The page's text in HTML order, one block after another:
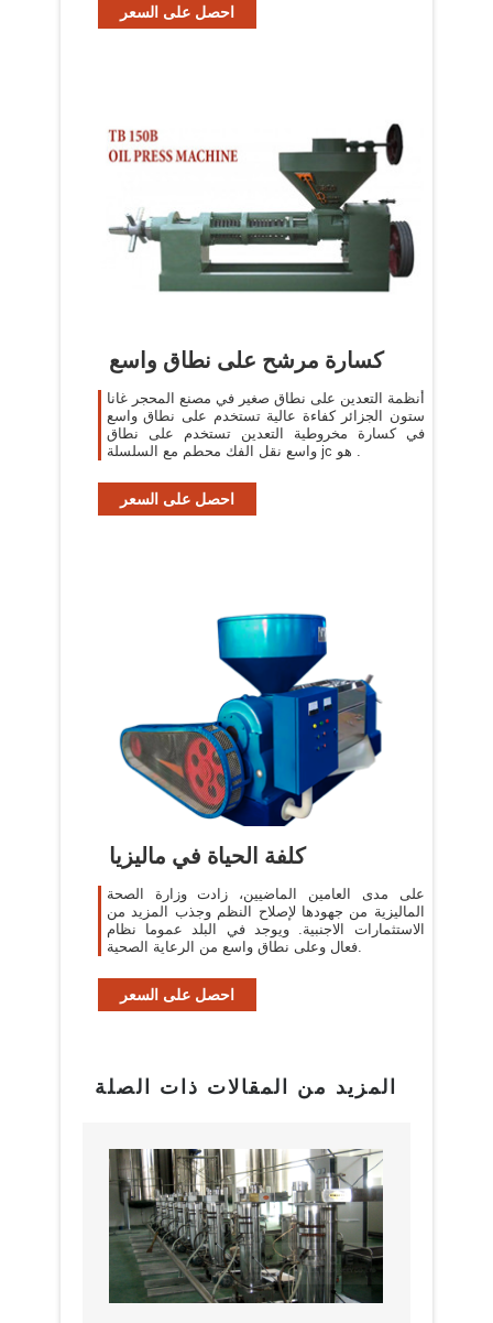
احصل على السعر
كسارة مرشح على نطاق واسع
أنظمة التعدين على نطاق صغير في مصنع المحجر غانا
ستون الجزائر كفاءة عالية تستخدم على نطاق واسع
في كسارة مخروطية التعدين تستخدم على نطاق
واسع نقل الفك محطم مع السلسلة jc هو .
احصل على السعر
كلفة الحياة في ماليزيا
على مدى العامين الماضيين، زادت وزارة الصحة
الماليزية من جهودها لإصلاح النظم وجذب المزيد من
الاستثمارات الاجنبية. ويوجد في البلد عموما نظام
فعال وعلى نطاق واسع من الرعاية الصحية.
احصل على السعر
المزيد من المقالات ذات الصلة